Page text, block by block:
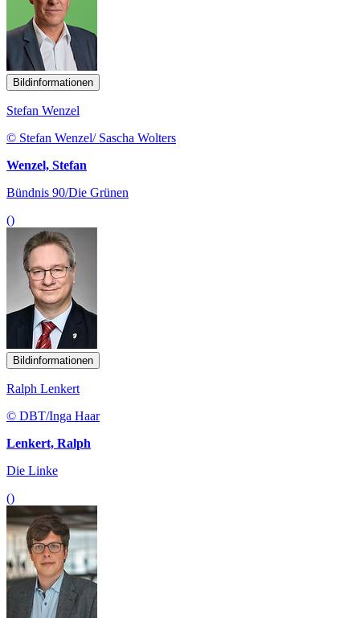
Bildinformationen
Stefan Wenzel
© Stefan Wenzel/ Sascha Wolters
Wenzel, Stefan
Bündnis 90/Die Grünen
()
Bildinformationen
Ralph Lenkert
© DBT/Inga Haar
Lenkert, Ralph
Die Linke
()